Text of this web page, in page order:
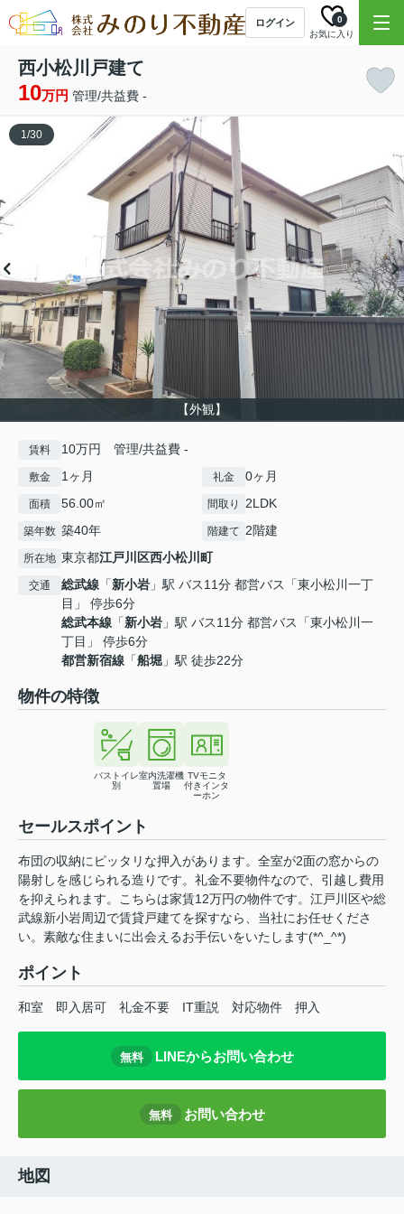
ログイン
お気に入り
0
西小松川戸建て
10万円 管理/共益費 -
【外観】
1/30
賃料 10万円 管理/共益費 -
敷金 1ヶ月 礼金 0ヶ月
面積 56.00㎡ 間取り 2LDK
築年数 築40年 階建て 2階建
所在地 東京都江戸川区西小松川町
交通 総武線 「新小岩 」駅 バス11分 都営バス「東小松川一丁
目」 停歩6分
総武本線 「新小岩 」駅 バス11分 都営バス「東小松川一
丁目」 停歩6分
都営新宿線 「船堀 」駅 徒歩22分
物件の特徴
バストイレ
別
室内洗濯機
置場
TVモニタ
付きインタ
ーホン
セールスポイント
布団の収納にピッタリな押入があります。全室が2面の窓からの
陽射しを感じられる造りです。礼金不要物件なので、引越し費用
を抑えられます。こちらは家賃12万円の物件です。江戸川区や総
武線新小岩周辺で賃貸戸建てを探すなら、当社にお任せくださ
い。素敵な住まいに出会えるお手伝いをいたします(*^_^*)
ポイント
和室 即入居可 礼金不要 IT重説 対応物件 押入
無料 LINEからお問い合わせ
無料 お問い合わせ
地図